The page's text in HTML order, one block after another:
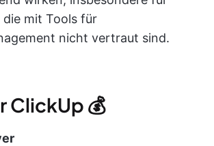
die mit Tools für
nicht vertraut sind.
ClickUp 💰